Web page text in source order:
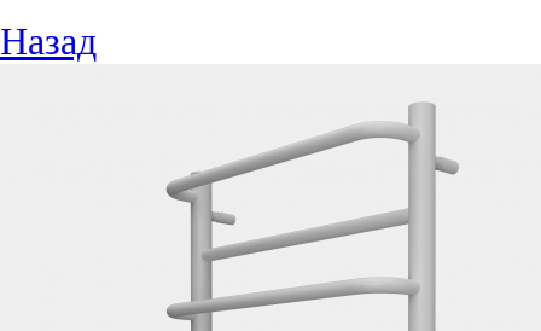
Назад